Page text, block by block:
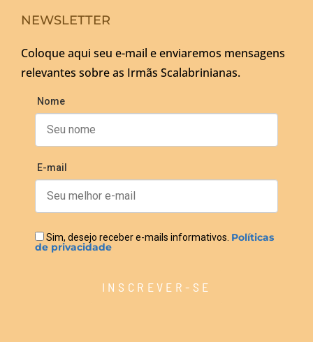
NEWSLETTER
Coloque aqui seu e-mail e enviaremos mensagens
relevantes sobre as Irmãs Scalabrinianas.
Nome
E-mail
Sim, desejo receber e-mails informativos. Políticas
de privacidade
INSCREVER-SE